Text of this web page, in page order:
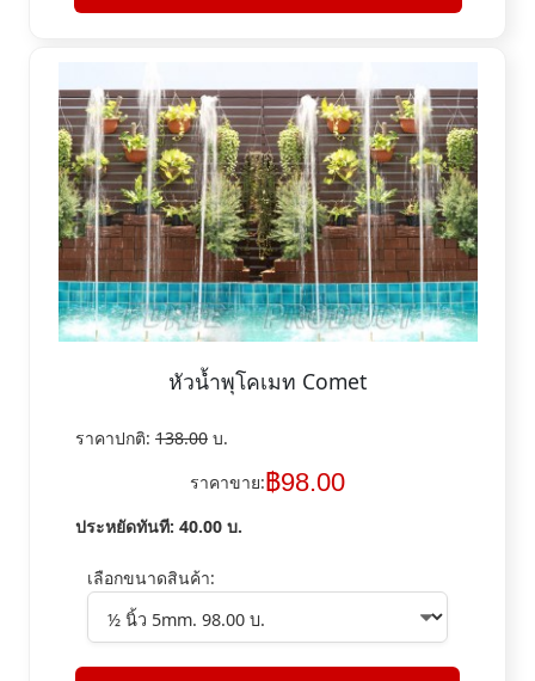
หัวน้ำพุโคเมท Comet
ราคาปกติ: 138.00 บ.
ราคาขาย: ฿98.00
ประหยัดทันที: 40.00 บ.
เลือกขนาดสินค้า: